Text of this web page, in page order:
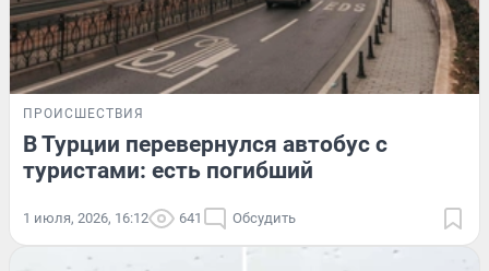
ПРОИСШЕСТВИЯ
В Турции перевернулся автобус с
туристами: есть погибший
1 июля, 2026, 16:12 641 Обсудить